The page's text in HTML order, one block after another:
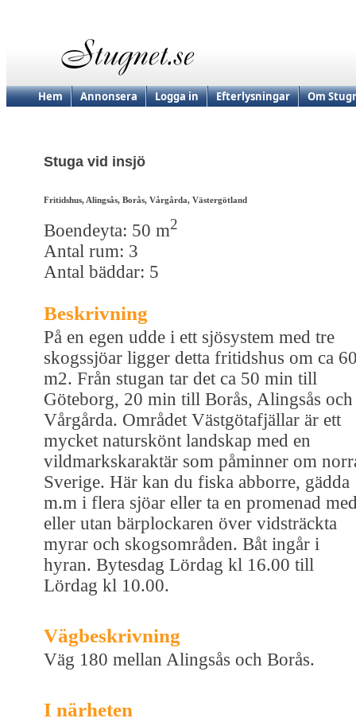
Hem Annonsera Logga in Efterlysningar Om
Stuga vid insjö
Fritidshus, Alingsås, Borås, Vårgårda, Västergötland
Boendeyta: 50 m2
Antal rum: 3
Antal bäddar: 5
Beskrivning
På en egen udde i ett sjösystem med tre
skogssjöar ligger detta fritidshus om ca
m2. Från stugan tar det ca 50 min till
Göteborg, 20 min till Borås, Alingsås och
Vårgårda. Området Västgötafjällar är ett
mycket naturskönt landskap med en
vildmarkskaraktär som påminner om
Sverige. Här kan du fiska abborre, gädda
m.m i flera sjöar eller ta en promenad
eller utan bärplockaren över vidsträckta
myrar och skogsområden. Båt ingår i
hyran. Bytesdag Lördag kl 16.00 till
Lördag kl 10.00.
Vägbeskrivning
Väg 180 mellan Alingsås och Borås.
I närheten